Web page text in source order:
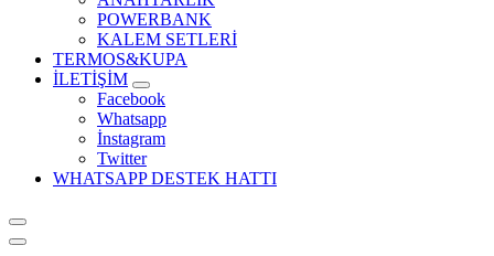
POWERBANK
KALEM SETLERİ
TERMOS&KUPA
İLETİŞİM
Facebook
Whatsapp
İnstagram
Twitter
WHATSAPP DESTEK HATTI